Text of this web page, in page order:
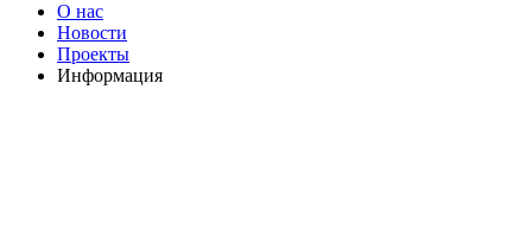
О нас
Новости
Проекты
Информация